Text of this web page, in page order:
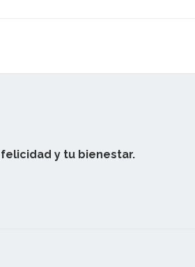
y tu bienestar.